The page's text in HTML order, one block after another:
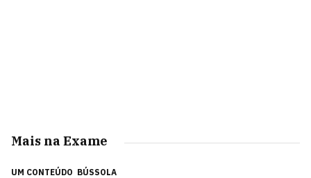
Mais na Exame
UM CONTEÚDO BÚSSOLA